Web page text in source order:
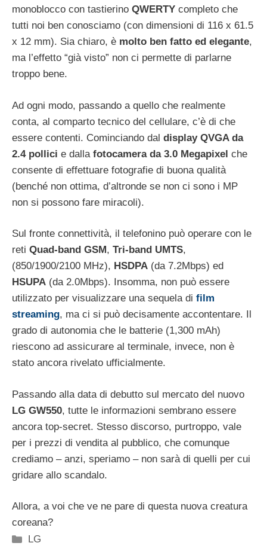
monoblocco con tastierino QWERTY completo che
tutti noi ben conosciamo (con dimensioni di 116 x 61.5
x 12 mm). Sia chiaro, è molto ben fatto ed elegante,
ma l’effetto “già visto” non ci permette di parlarne
troppo bene.
Ad ogni modo, passando a quello che realmente
conta, al comparto tecnico del cellulare, c’è di che
essere contenti. Cominciando dal display QVGA da
2.4 pollici e dalla fotocamera da 3.0 Megapixel che
consente di effettuare fotografie di buona qualità
(benché non ottima, d’altronde se non ci sono i MP
non si possono fare miracoli).
Sul fronte connettività, il telefonino può operare con le
reti Quad-band GSM , Tri-band UMTS,
(850/1900/2100 MHz), HSDPA (da 7.2Mbps) ed
HSUPA (da 2.0Mbps). Insomma, non può essere
utilizzato per visualizzare una sequela di film
streaming, ma ci si può decisamente accontentare. Il
grado di autonomia che le batterie (1,300 mAh)
riescono ad assicurare al terminale, invece, non è
stato ancora rivelato ufficialmente.
Passando alla data di debutto sul mercato del nuovo
LG GW550, tutte le informazioni sembrano essere
ancora top-secret. Stesso discorso, purtroppo, vale
per i prezzi di vendita al pubblico, che comunque
crediamo – anzi, speriamo – non sarà di quelli per cui
gridare allo scandalo.
Allora, a voi che ve ne pare di questa nuova creatura
coreana?
Categorie
LG